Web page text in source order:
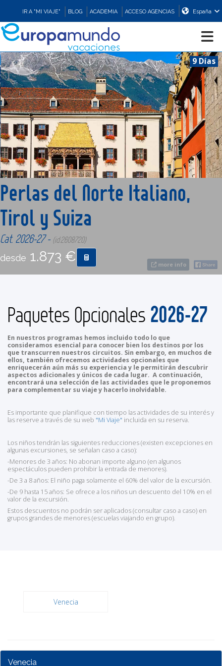
IR A "MI VIAJE" BLOG ACADEMIA ACCESO AGENCIAS España
CRUCEROS
EUROPA
ASIA
ORIENTE
PROMOCIONES
CONTACTO
9 Días
more info
Perlas del Norte Italiano,
Tirol y Suiza
Cat. 2026-27 - (id:2608720)
desde 1.873 €
Paquetes Opcionales 2026-27
En nuestros programas hemos incluido todo lo que
consideramos esencial para conocer bien los destinos por los
que transcurren nuestros circuitos. Sin embargo, en muchos de
ellos, también ofrecemos actividades opcionales que
enriquecerán aún más su experiencia y le permitirán descubrir
aspectos adicionales y únicos de cada lugar. A continuación,
encontrará una selección de las actividades que le proponemos
para complementar su viaje y hacerlo inolvidable.
Es importante que planifique con tiempo las actividades de su interés y
las reserve a través de su web "Mi Viaje" incluida en su reserva.
Los niños tendrán las siguientes reducciones (existen excepciones en
algunas excursiones, se señalan caso a caso):
-Menores de 3 años: No abonan importe alguno (en algunos
espectáculos pueden prohibir la entrada de menores).
-De 3 a 8 años: El niño paga solamente el 60% del valor de la excursión.
-De 9 hasta 15 años: Se ofrece a los niños un descuento del 10% en el
valor de la excursión.
Estos descuentos no podrán ser aplicados (consultar caso a caso) en
grupos grandes de menores (escuelas viajando en grupo).
Venecia
Venecia